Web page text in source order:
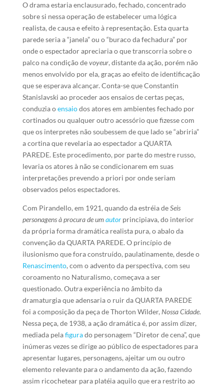
O drama estaria enclausurado, fechado, concentrado
sobre si nessa operação de estabelecer uma lógica
realista, de causa e efeito à representação. Esta quarta
parede seria a “janela” ou o “buraco da fechadura” por
onde o espectador apreciaria o que transcorria sobre o
palco na condição devoyeur, distante da ação, porém não
menos envolvido por ela, graças ao efeito de identificação
que se esperava alcançar. Conta-se que Constantin
Stanislavski ao proceder aos ensaios de certas peças,
conduzia oensaiodos atores em ambientes fechado por
cortinados ou qualquer outro acessório que fizesse com
que os interpretes não soubessem de que lado se “abriria”
a cortina que revelaria ao espectador a QUARTA
PAREDE. Este procedimento, por parte do mestre russo,
levaria os atores à não se condicionarem em suas
interpretações prevendo a priori por onde seriam
observados pelos espectadores.
Com Pirandello, em 1921, quando da estréia deSeis
personagens à procura de umautorprincipiava, do interior
da própria forma dramática realista pura, o abalo da
convenção da QUARTA PAREDE. O princípio de
ilusionismo que fora construído, paulatinamente, desde o
Renascimento, com o advento da perspectiva, com seu
coroamento no Naturalismo, começava a ser
questionado. Outra experiência no âmbito da
dramaturgia que adensaria o ruir da QUARTA PAREDE
foi a composição da peça de Thorton Wilder, Nossa Cidade.
Nessa peça, de 1938, a ação dramática é, por assim dizer,
mediada pelafigurado personagem “Diretor de cena”, que
inúmeras vezes se dirige ao público de espectadores para
apresentar lugares, personagens, ajeitar um ou outro
elemento relevante para o andamento da ação, fazendo
assim ricochetear para platéia aquilo que era restrito ao